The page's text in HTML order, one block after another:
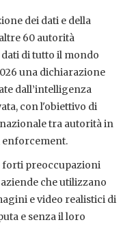
dei dati e della
60 autorità
di tutto il mondo
una dichiarazione
dall’intelligenza
con l'obiettivo di
tra autorità in
enforcement.
forti preoccupazioni
che utilizzano
e video realistici di
e senza il loro